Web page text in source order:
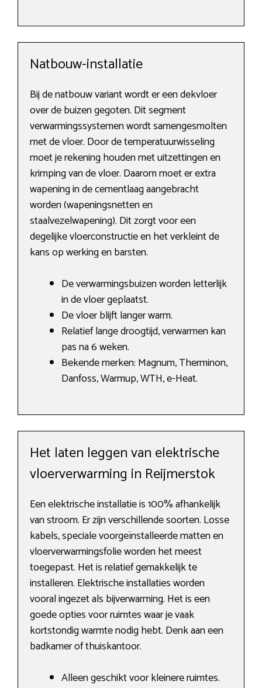
Natbouw-installatie
Bij de natbouw variant wordt er een dekvloer
over de buizen gegoten. Dit segment
verwarmingssystemen wordt samengesmolten
met de vloer. Door de temperatuurwisseling
moet je rekening houden met uitzettingen en
krimping van de vloer. Daarom moet er extra
wapening in de cementlaag aangebracht
worden (wapeningsnetten en
staalvezelwapening). Dit zorgt voor een
degelijke vloerconstructie en het verkleint de
kans op werking en barsten.
De verwarmingsbuizen worden letterlijk
in de vloer geplaatst.
De vloer blijft langer warm.
Relatief lange droogtijd, verwarmen kan
pas na 6 weken.
Bekende merken: Magnum, Therminon,
Danfoss, Warmup, WTH, e-Heat.
Het laten leggen van elektrische
vloerverwarming in Reijmerstok
Een elektrische installatie is 100% afhankelijk
van stroom. Er zijn verschillende soorten. Losse
kabels, speciale voorgeïnstalleerde matten en
vloerverwarmingsfolie worden het meest
toegepast. Het is relatief gemakkelijk te
installeren. Elektrische installaties worden
vooral ingezet als bijverwarming. Het is een
goede opties voor ruimtes waar je vaak
kortstondig warmte nodig hebt. Denk aan een
badkamer of thuiskantoor.
Alleen geschikt voor kleinere ruimtes.